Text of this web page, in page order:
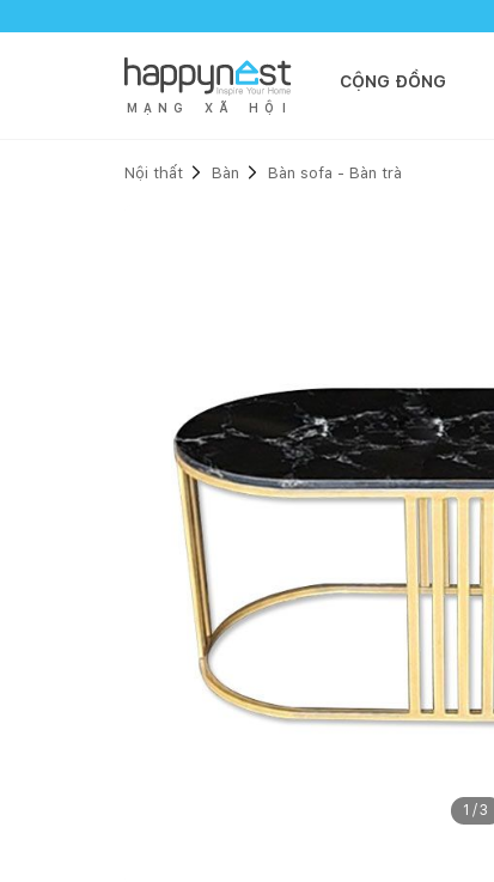
M Ạ N G X Ã H Ộ I
CỘNG ĐỒNG
Nội thất Bàn Bàn sofa - Bàn trà
1 /3